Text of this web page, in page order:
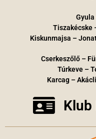
Tiszakécske
Kiskunmajsa –
Cserkeszőlő –
Túrkeve –
Karcag –
Klub